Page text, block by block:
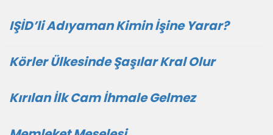
IŞİD’li Adıyaman Kimin İşine Yarar?
Körler Ülkesinde Şaşılar Kral Olur
Kırılan İlk Cam İhmale Gelmez